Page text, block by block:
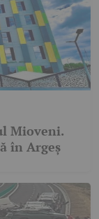
Mioveni.
în Argeș